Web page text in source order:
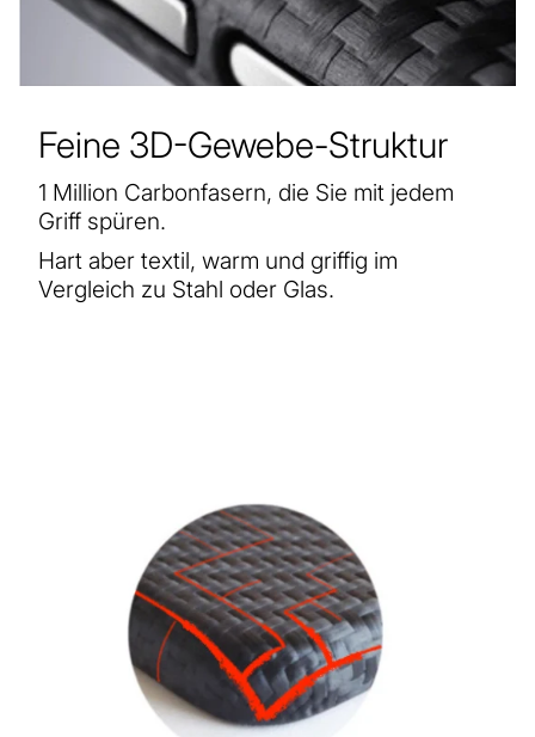
Feine 3D-Gewebe-Struktur
1 Million Carbonfasern, die Sie mit jedem
Griff spüren.
Hart aber textil, warm und griffig im
Vergleich zu Stahl oder Glas.